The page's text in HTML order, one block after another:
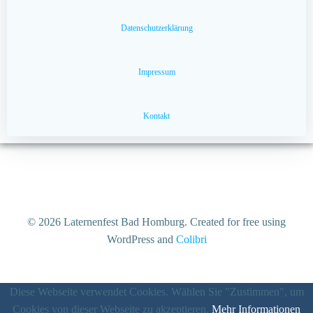
Datenschutzerklärung
Impressum
Kontakt
© 2026 Laternenfest Bad Homburg. Created for free using
WordPress and Colibri
Diese Webseite verwendet Cookies. Wählen Sie "Zustimmen", um
Cookies von dieser Webseite zu akzeptieren. Mehr Informationen